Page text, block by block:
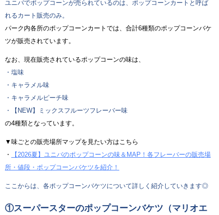
ユニバでポップコーンが売られているのは、ポップコーンカートと呼ば
れるカート販売のみ。
パーク内各所のポップコーンカートでは、合計6種類のポップコーンバケ
ツが販売されています。
なお、現在販売されているポップコーンの味は、
・塩味
・キャラメル味
・キャラメルピーチ味
・【NEW】ミックスフルーツフレーバー味
の4種類となっています。
▼味ごとの販売場所マップを見たい方はこちら
・
【2026夏】ユニバのポップコーンの味＆MAP！各フレーバーの販売場
所・値段・ポップコーンバケツを紹介！
ここからは、各ポップコーンバケツについて詳しく紹介していきます◎
①スーパースターのポップコーンバケツ（マリオエ